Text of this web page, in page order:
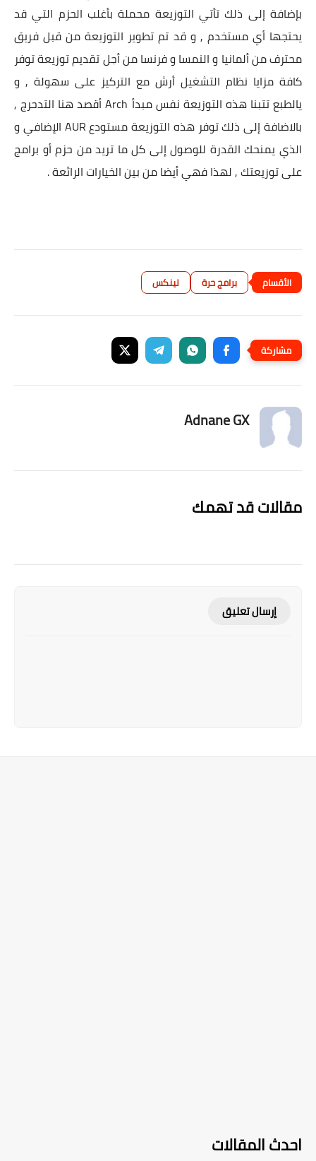
بإضافة إلى ذلك تأتي التوزيعة محملة بأغلب الحزم التي قد
يحتجها أي مستخدم , و قد تم تطوير التوزيعة من قبل فريق
محترف من ألمانيا و النمسا و فرنسا من أجل تقديم توزيعة توفر
كافة مزايا نظام التشغيل أرش مع التركيز على سهولة , و
يالطبع تتبنا هذه التوزيعة نفس مبدأ Arch أقصد هنا التدحرج ,
بالاضافة إلى ذلك توفر هذه التوزيعة مستودع AUR الإضافي و
الذي يمنحك القدرة للوصول إلى كل ما تريد من حزم أو برامج
على توزيعتك , لهذا فهي أيضا من بين الخيارات الرائعة .
برامج حرة لينكس
Adnane GX
مقالات قد تهمك
إرسال تعليق
احدث المقالات